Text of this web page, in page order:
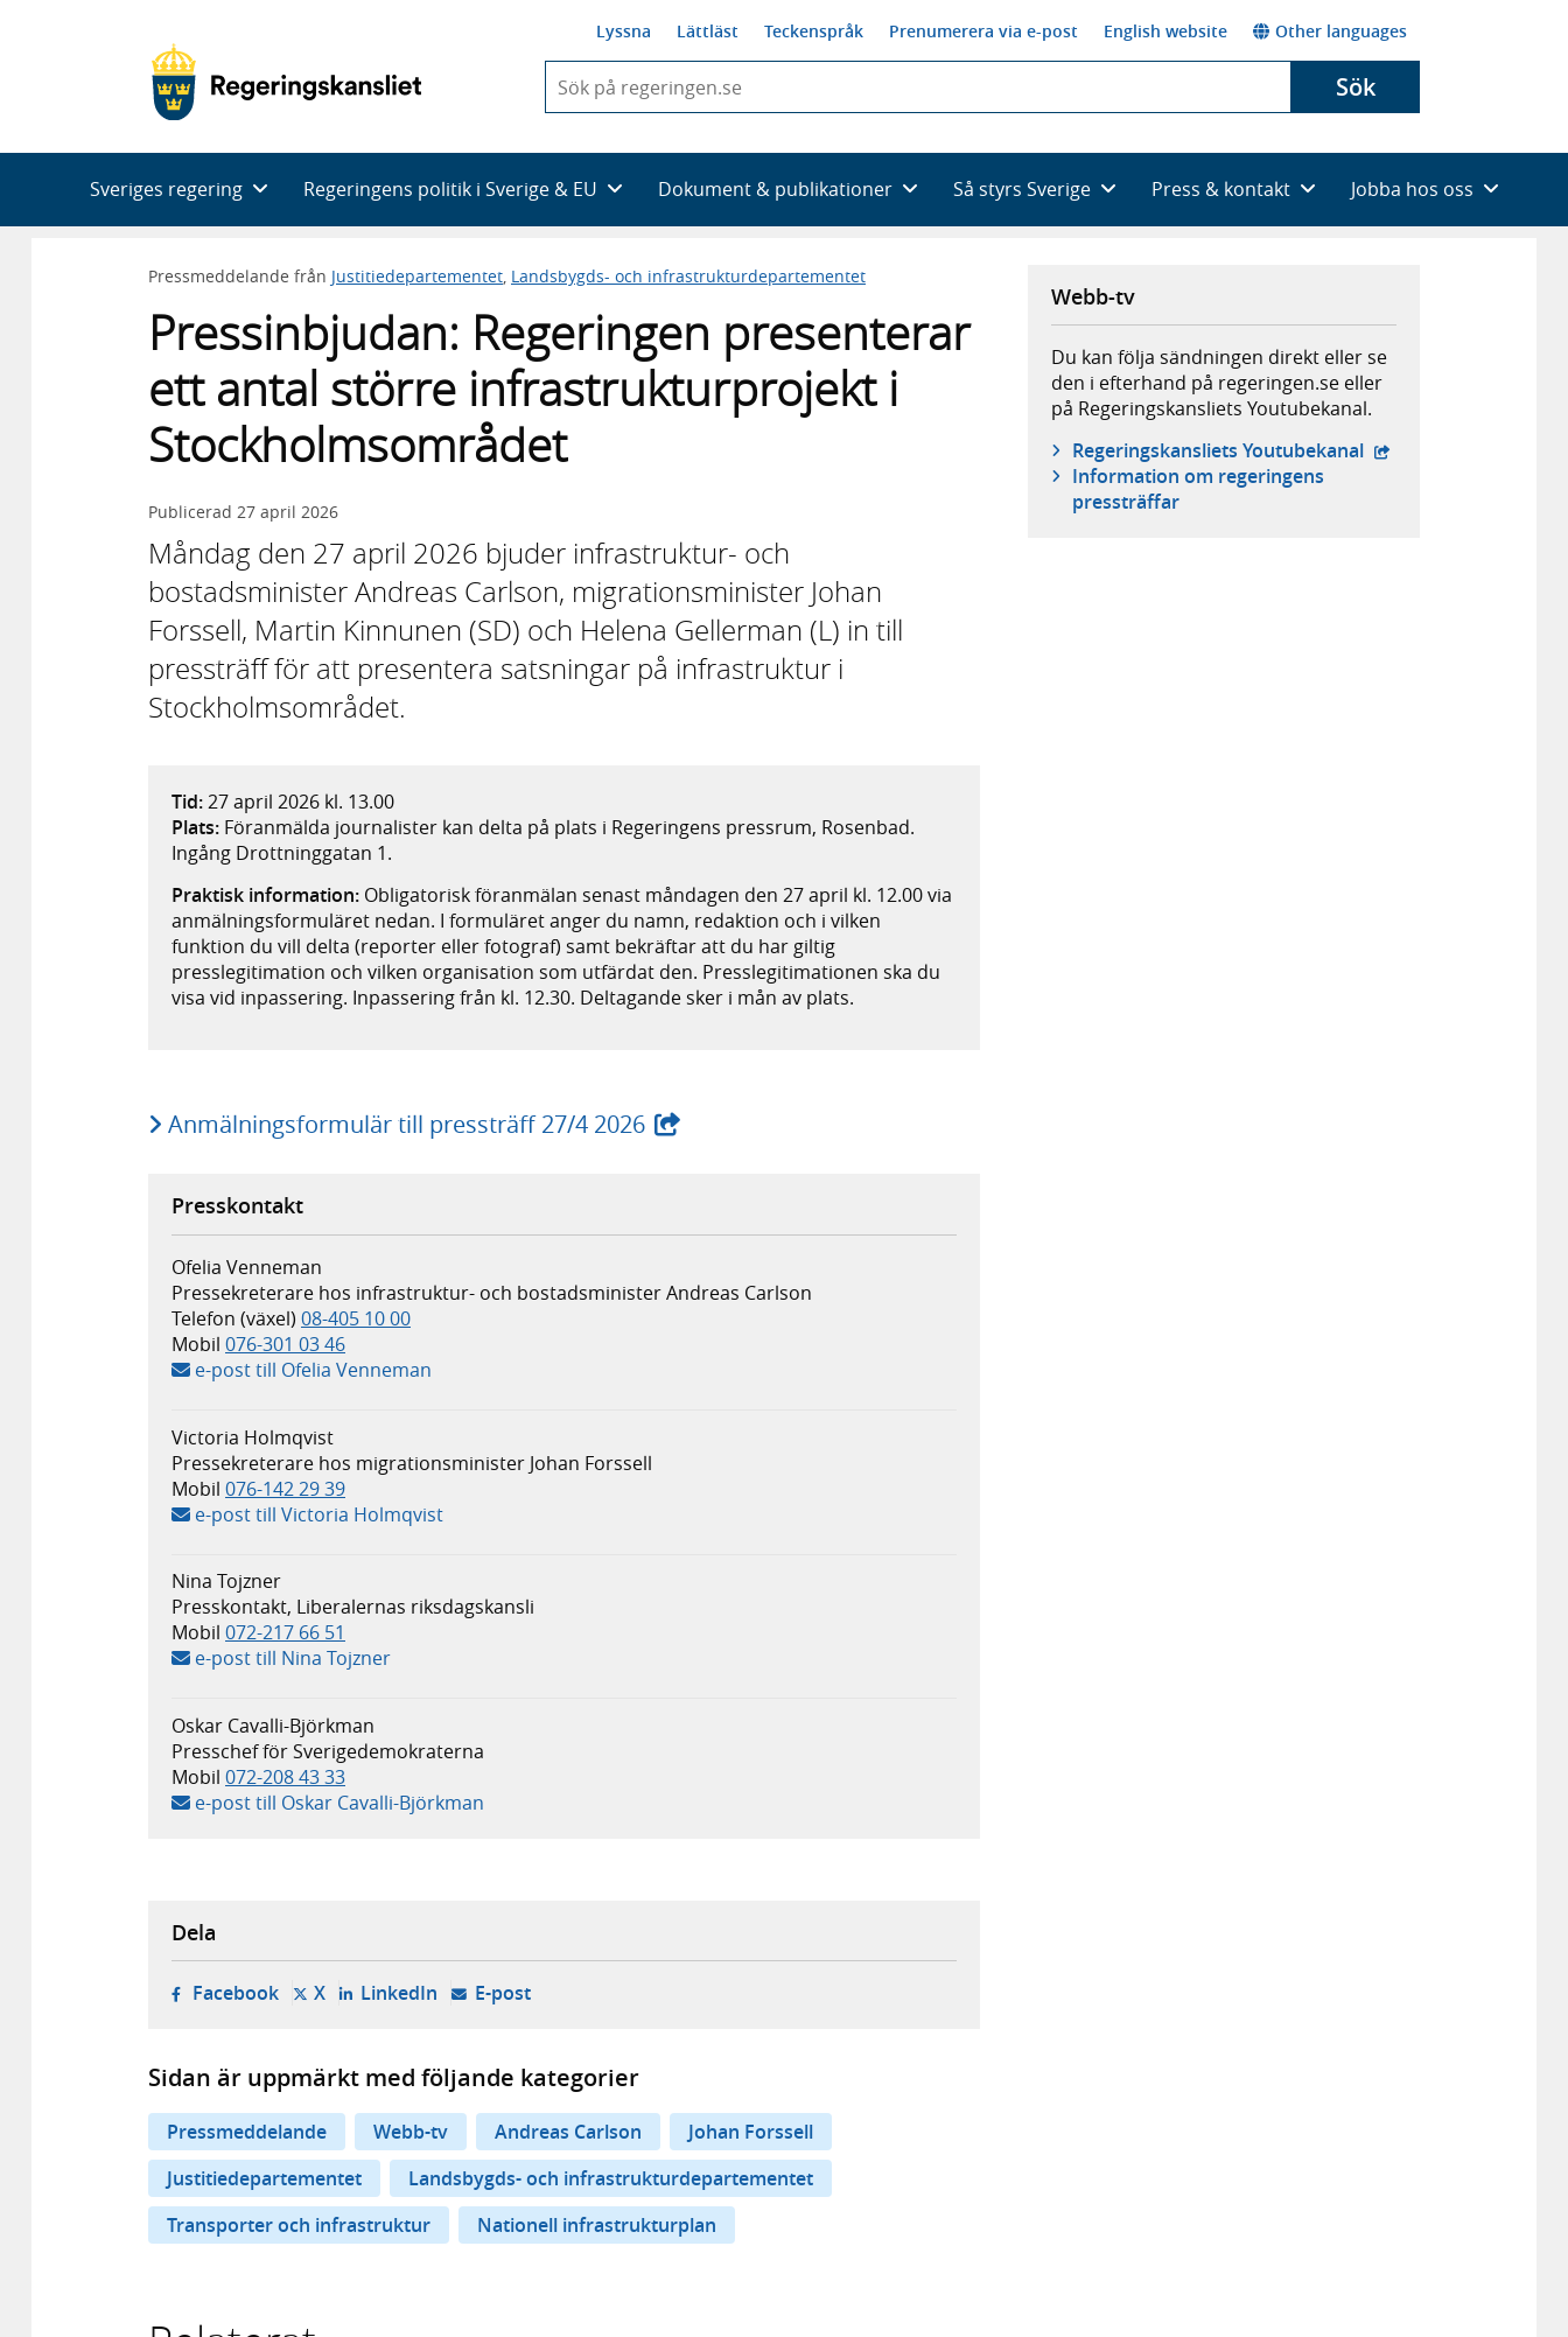
Lyssna Lättläst Teckenspråk Prenumerera via e-post English website Other languages
du
skriva
framträder
en
med
Sök
Sveriges regering Regeringens politik i Sverige & EU Dokument & publikationer Så styrs Sverige Press & kontakt Jobba hos oss
Pressmeddelande från Justitiedepartementet Landsbygds- och infrastrukturdepartementet
Pressinbjudan: Regeringen presenterar
ett antal större infrastrukturprojekt i
Stockholmsområdet
Publicerad 27 april 2026
Måndag den 27 april 2026 bjuder infrastruktur- och
bostadsminister Andreas Carlson, migrationsminister Johan
Forssell, Martin Kinnunen (SD) och Helena Gellerman (L) in till
pressträff för att presentera satsningar på infrastruktur i
Stockholmsområdet.
Tid:27 april 2026 kl. 13.00
Plats: Föranmälda journalister kan delta på plats i Regeringens pressrum, Rosenbad.
Ingång Drottninggatan 1.
Praktisk information: Obligatorisk föranmälan senast måndagen den 27 april kl. 12.00 via
anmälningsformuläret nedan. I formuläret anger du namn, redaktion och i vilken
funktion du vill delta (reporter eller fotograf) samt bekräftar att du har giltig
presslegitimation och vilken organisation som utfärdat den. Presslegitimationen ska du
visa vid inpassering. Inpassering från kl. 12.30. Deltagande sker i mån av plats.
Anmälningsformulär till pressträff 27/4 2026- extern webbplats,
Presskontakt
Ofelia Venneman
Pressekreterare hos infrastruktur- och bostadsminister Andreas Carlson
Telefon (växel) 08-405 10 00
Mobil 076-301 03 46
e-post till Ofelia Venneman
Victoria Holmqvist
Pressekreterare hos migrationsminister Johan Forssell
Mobil 076-142 29 39
e-post till Victoria Holmqvist
Nina Tojzner
Presskontakt, Liberalernas riksdagskansli
Mobil 072-217 66 51
e-post till Nina Tojzner
Oskar Cavalli-Björkman
Presschef för Sverigedemokraterna
Mobil 072-208 43 33
e-post till Oskar Cavalli-Björkman
Webb-tv
Du kan följa sändningen direkt eller se
den i efterhand på regeringen.se eller
på Regeringskansliets Youtubekanal.
Regeringskansliets Youtubekanal - extern webbplats,
Information om regeringens
pressträffar
Dela
Facebook- öppnas i ny flik, extern webbplats,
X- öppnas i ny flik, extern webbplats,
LinkedIn- öppnas i ny flik, extern webbplats,
E-post- öppnar din e-postklient,
Sidan är uppmärkt med följande kategorier
Pressmeddelande Webb-tv Andreas Carlson
Johan Forssell
Justitiedepartementet
Landsbygds- och infrastrukturdepartementet
Transporter och infrastruktur
Nationell infrastrukturplan